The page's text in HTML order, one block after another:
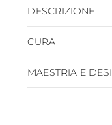
DESCRIZIONE
CURA
MAESTRIA E